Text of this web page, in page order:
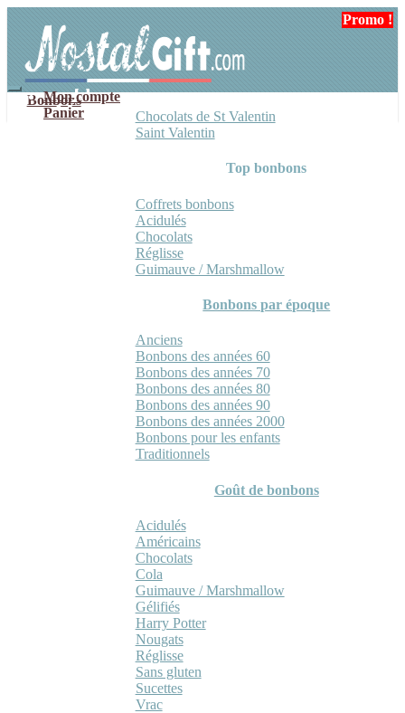
navigation
contenu
Mon compte
Panier
Bonbons
Chocolats de St Valentin
Saint Valentin
Top bonbons
Coffrets bonbons
Acidulés
Chocolats
Réglisse
Guimauve / Marshmallow
Bonbons par époque
Anciens
Bonbons des années 60
Bonbons des années 70
Bonbons des années 80
Bonbons des années 90
Bonbons des années 2000
Bonbons pour les enfants
Traditionnels
Goût de bonbons
Acidulés
Américains
Chocolats
Cola
Guimauve / Marshmallow
Gélifiés
Harry Potter
Nougats
Réglisse
Sans gluten
Sucettes
Vrac
Promo !
Promo !